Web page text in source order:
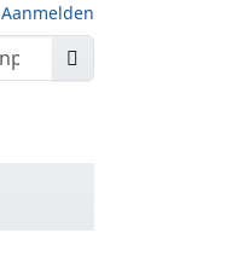
Aanmelden